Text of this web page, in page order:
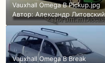
Vauxhall Omega B Pickup.jpg
Автор: Александр Литовский
Vauxhall Omega B Break